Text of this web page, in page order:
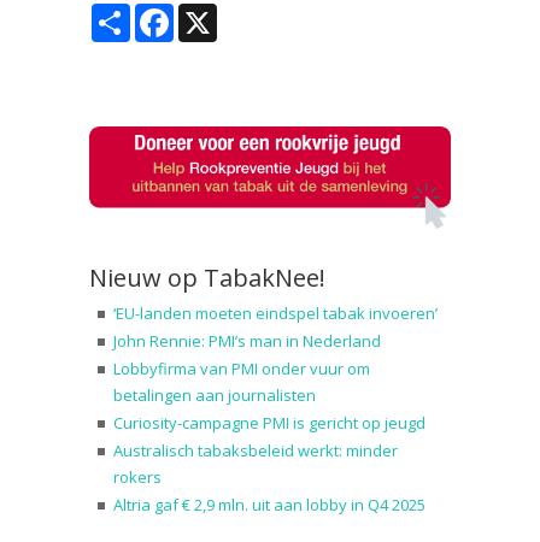
Share Facebook
Nieuw op TabakNee!
‘EU-landen moeten eindspel tabak invoeren’
John Rennie: PMI’s man in Nederland
Lobbyfirma van PMI onder vuur om
betalingen aan journalisten
Curiosity-campagne PMI is gericht op jeugd
Australisch tabaksbeleid werkt: minder
rokers
Altria gaf € 2,9 mln. uit aan lobby in Q4 2025